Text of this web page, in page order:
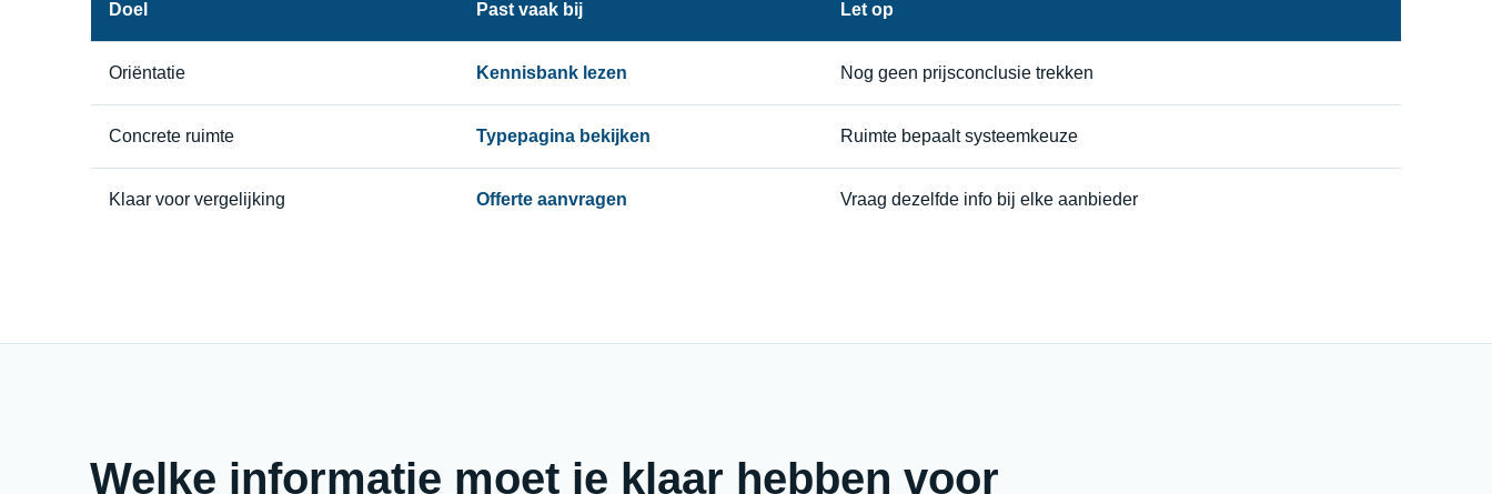
Doel Past vaak bij Let op
Oriëntatie Kennisbank lezen Nog geen prijsconclusie trekken
Concrete ruimte Typepagina bekijken Ruimte bepaalt systeemkeuze
Klaar voor vergelijking Offerte aanvragen Vraag dezelfde info bij elke aanbieder
Welke informatie moet je klaar hebben voor